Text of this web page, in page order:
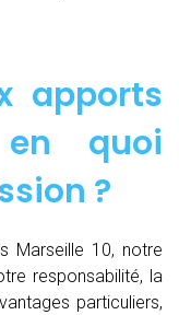
apports
quoi
?
Marseille 10, notre
responsabilité, la
particuliers,